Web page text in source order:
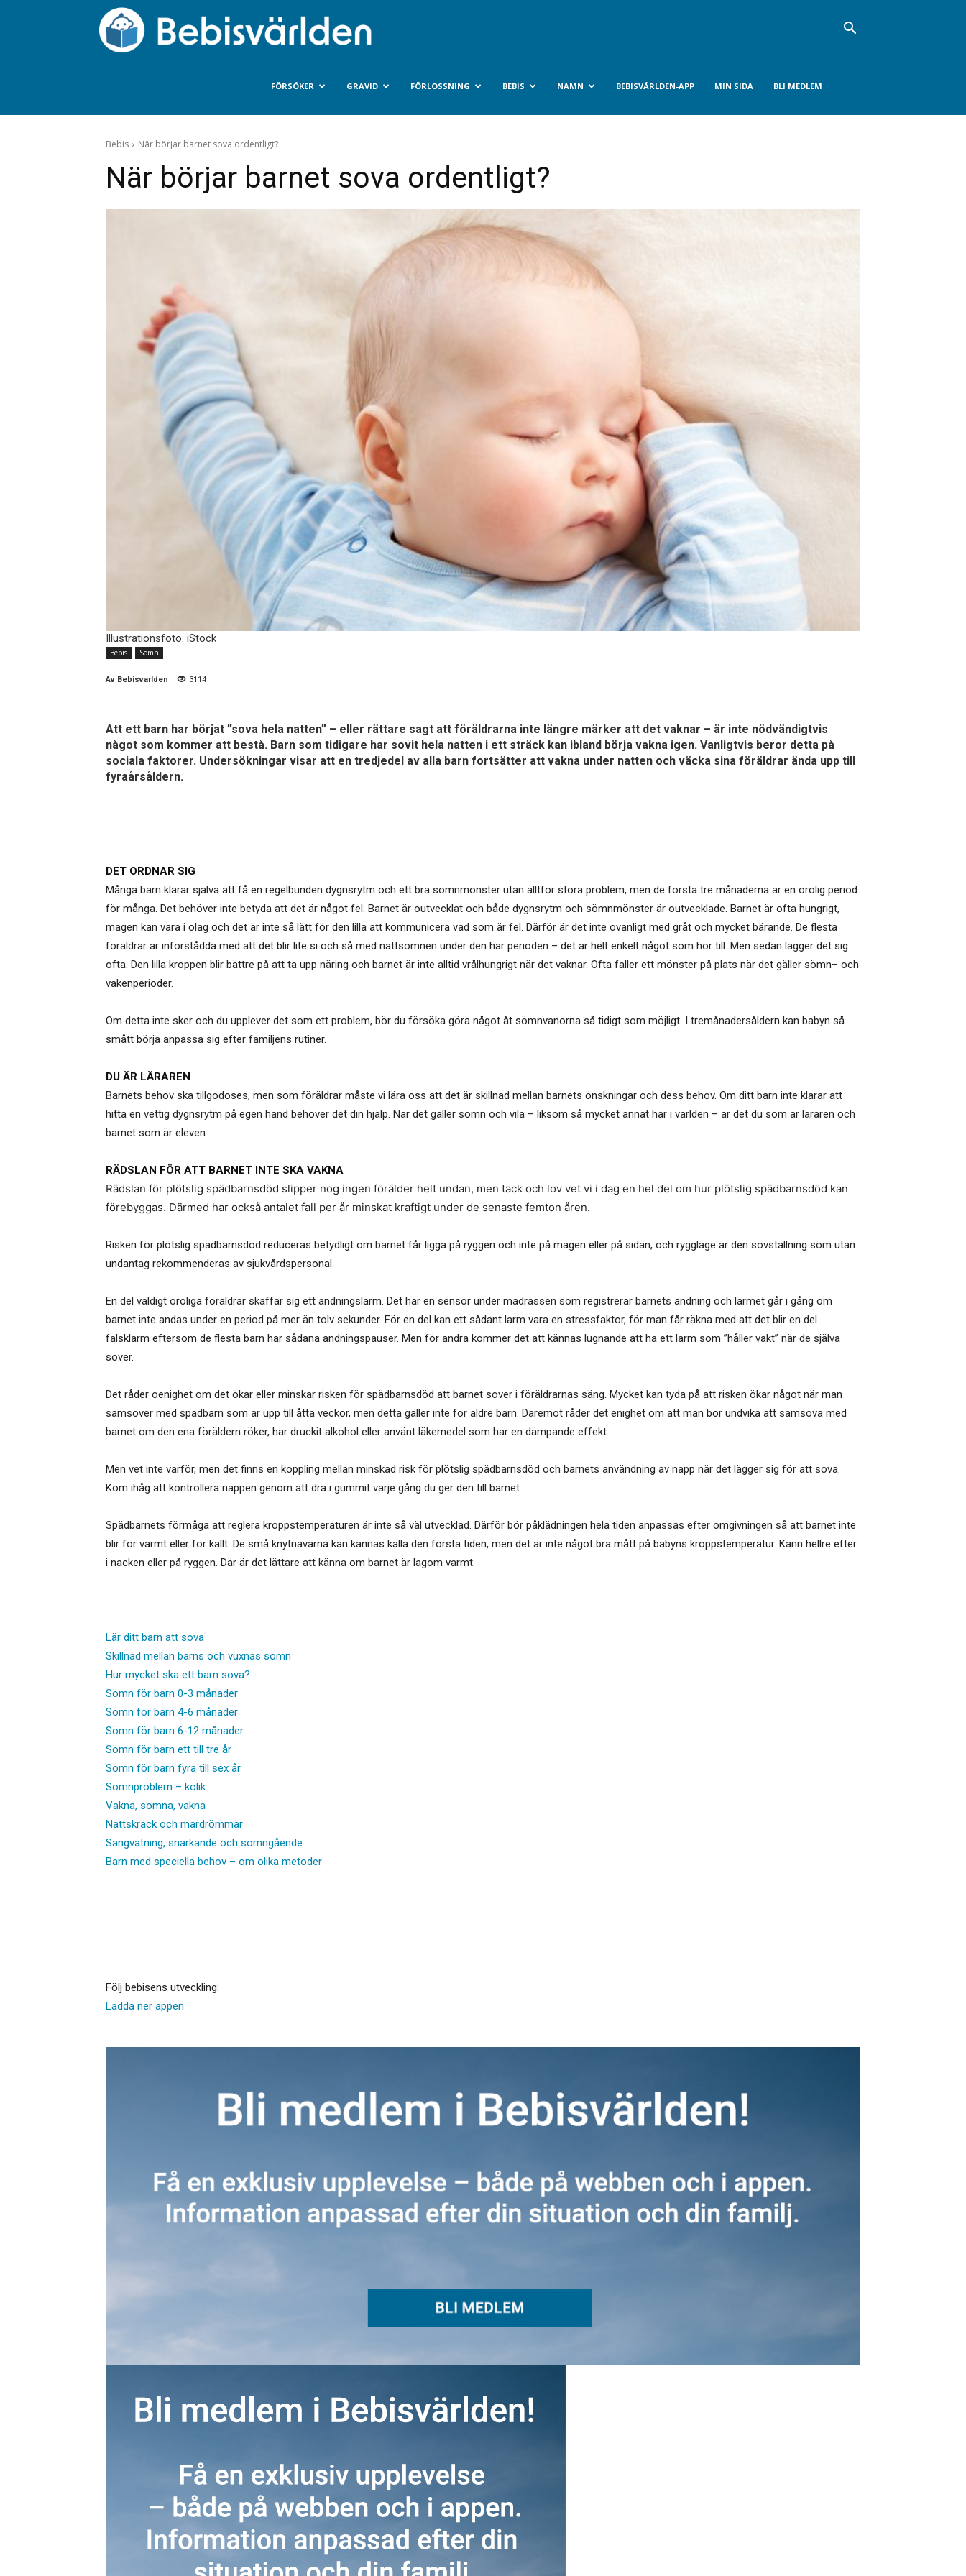
FÖRSÖKER GRAVID FÖRLOSSNING BEBIS NAMN BEBISVÄRLDEN-APP MIN SIDA BLI MEDLEM
Bebis När börjar barnet sova ordentligt?
När börjar barnet sova ordentligt?
Illustrationsfoto: iStock
Bebis Sömn
Av Bebisvarlden 3114
Att ett barn har börjat ”sova hela natten” – eller rättare sagt att föräldrarna inte längre märker att det vaknar – är inte nödvändigtvis
något som kommer att bestå. Barn som tidigare har sovit hela natten i ett sträck kan ibland börja vakna igen. Vanligtvis beror detta på
sociala faktorer. Undersökningar visar att en tredjedel av alla barn fortsätter att vakna under natten och väcka sina föräldrar ända upp till
fyraårsåldern.
DET ORDNAR SIG
Många barn klarar själva att få en regelbunden dygnsrytm och ett bra sömnmönster utan alltför stora problem, men de första tre månaderna är en orolig period
för många. Det behöver inte betyda att det är något fel. Barnet är outvecklat och både dygnsrytm och sömnmönster är outvecklade. Barnet är ofta hungrigt,
magen kan vara i olag och det är inte så lätt för den lilla att kommunicera vad som är fel. Därför är det inte ovanligt med gråt och mycket bärande. De flesta
föräldrar är införstådda med att det blir lite si och så med nattsömnen under den här perioden – det är helt enkelt något som hör till. Men sedan lägger det sig
ofta. Den lilla kroppen blir bättre på att ta upp näring och barnet är inte alltid vrålhungrigt när det vaknar. Ofta faller ett mönster på plats när det gäller sömn– och
vakenperioder.
Om detta inte sker och du upplever det som ett problem, bör du försöka göra något åt sömnvanorna så tidigt som möjligt. I tremånadersåldern kan babyn så
smått börja anpassa sig efter familjens rutiner.
DU ÄR LÄRAREN
Barnets behov ska tillgodoses, men som föräldrar måste vi lära oss att det är skillnad mellan barnets önskningar och dess behov. Om ditt barn inte klarar att
hitta en vettig dygnsrytm på egen hand behöver det din hjälp. När det gäller sömn och vila – liksom så mycket annat här i världen – är det du som är läraren och
barnet som är eleven.
RÄDSLAN FÖR ATT BARNET INTE SKA VAKNA
Rädslan för plötslig spädbarnsdöd slipper nog ingen förälder helt undan, men tack och lov vet vi i dag en hel del om hur plötslig spädbarnsdöd kan
förebyggas. Därmed har också antalet fall per år minskat kraftigt under de senaste femton åren.
Risken för plötslig spädbarnsdöd reduceras betydligt om barnet får ligga på ryggen och inte på magen eller på sidan, och ryggläge är den sovställning som utan
undantag rekommenderas av sjukvårdspersonal.
En del väldigt oroliga föräldrar skaffar sig ett andningslarm. Det har en sensor under madrassen som registrerar barnets andning och larmet går i gång om
barnet inte andas under en period på mer än tolv sekunder. För en del kan ett sådant larm vara en stressfaktor, för man får räkna med att det blir en del
falsklarm eftersom de flesta barn har sådana andningspauser. Men för andra kommer det att kännas lugnande att ha ett larm som ”håller vakt” när de själva
sover.
Det råder oenighet om det ökar eller minskar risken för spädbarnsdöd att barnet sover i föräldrarnas säng. Mycket kan tyda på att risken ökar något när man
samsover med spädbarn som är upp till åtta veckor, men detta gäller inte för äldre barn. Däremot råder det enighet om att man bör undvika att samsova med
barnet om den ena föräldern röker, har druckit alkohol eller använt läkemedel som har en dämpande effekt.
Men vet inte varför, men det finns en koppling mellan minskad risk för plötslig spädbarnsdöd och barnets användning av napp när det lägger sig för att sova.
Kom ihåg att kontrollera nappen genom att dra i gummit varje gång du ger den till barnet.
Spädbarnets förmåga att reglera kroppstemperaturen är inte så väl utvecklad. Därför bör påklädningen hela tiden anpassas efter omgivningen så att barnet inte
blir för varmt eller för kallt. De små knytnävarna kan kännas kalla den första tiden, men det är inte något bra mått på babyns kroppstemperatur. Känn hellre efter
i nacken eller på ryggen. Där är det lättare att känna om barnet är lagom varmt.
Lär ditt barn att sova
Skillnad mellan barns och vuxnas sömn
Hur mycket ska ett barn sova?
Sömn för barn 0-3 månader
Sömn för barn 4-6 månader
Sömn för barn 6-12 månader
Sömn för barn ett till tre år
Sömn för barn fyra till sex år
Sömnproblem – kolik
Vakna, somna, vakna
Nattskräck och mardrömmar
Sängvätning, snarkande och sömngående
Barn med speciella behov – om olika metoder
Följ bebisens utveckling:
Ladda ner appen